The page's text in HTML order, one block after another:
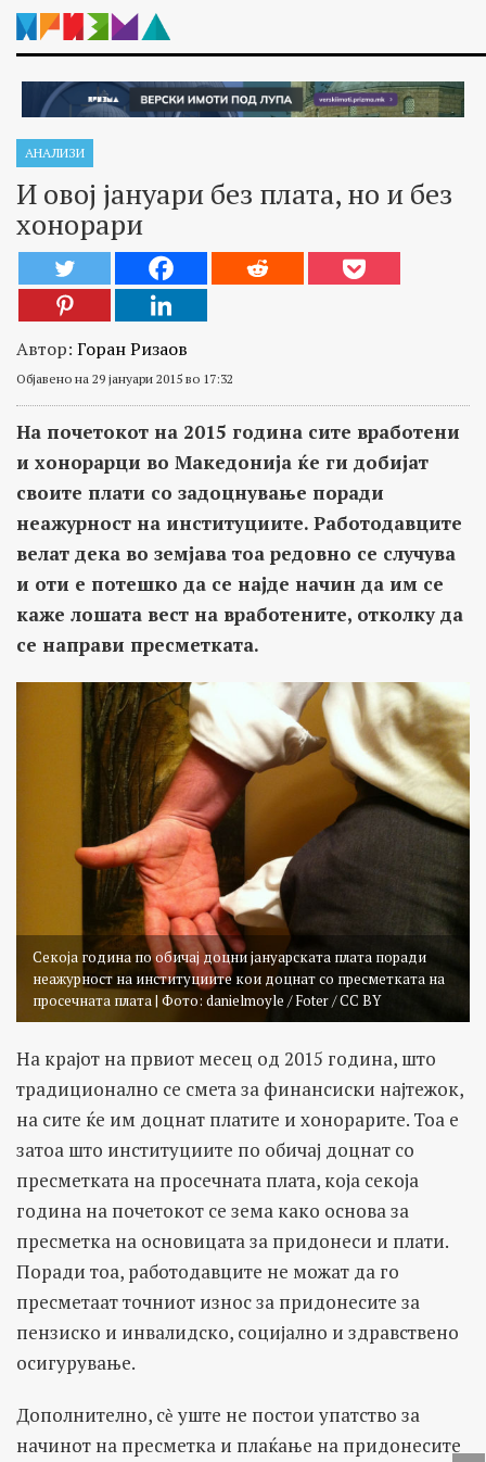
АНАЛИЗИ
И овој јануари без плата, но и без
хонорари
Автор: Горан Ризаов
Објавено на 29 јануари 2015 во 17:32
На почетокот на 2015 година сите вработени
и хонорарци во Македонија ќе ги добијат
своите плати со задоцнување поради
неажурност на институциите. Работодавците
велат дека во земјава тоа редовно се случува
и оти е потешко да се најде начин да им се
каже лошата вест на вработените, отколку да
се направи пресметката.
Секоја година по обичај доцни јануарската плата поради
неажурност на институциите кои доцнат со пресметката на
просечната плата | Фото: danielmoyle / Foter / CC BY
На крајот на првиот месец од 2015 година, што
традиционално се смета за финансиски најтежок,
на сите ќе им доцнат платите и хонорарите. Тоа е
затоа што институциите по обичај доцнат со
пресметката на просечната плата, која секоја
година на почетокот се зема како основа за
пресметка на основицата за придонеси и плати.
Поради тоа, работодавците не можат да го
пресметаат точниот износ за придонесите за
пензиско и инвалидско, социјално и здравствено
осигурување.
Дополнително, сѐ уште не постои упатство за
начинот на пресметка и плаќање на придонесите